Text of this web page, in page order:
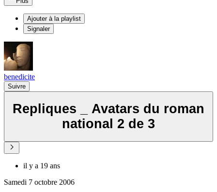
Ajouter à la playlist
Signaler
benedicite
Suivre
Repliques _ Avatars du roman
national 2 de 3
il y a 19 ans
Samedi 7 octobre 2006